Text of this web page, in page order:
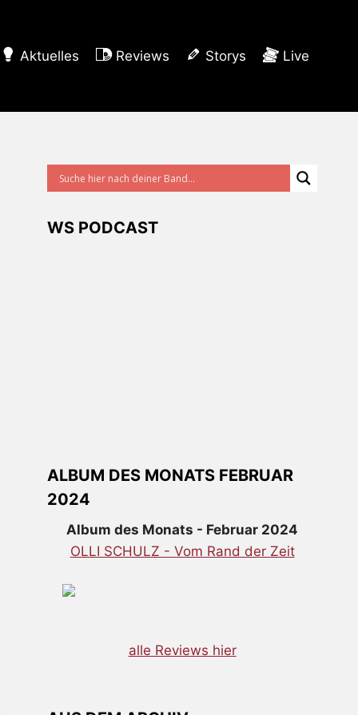
Aktuelles Reviews Storys Live
WS PODCAST
ALBUM DES MONATS FEBRUAR
2024
Album des Monats - Februar 2024
OLLI SCHULZ - Vom Rand der Zeit
alle Reviews hier